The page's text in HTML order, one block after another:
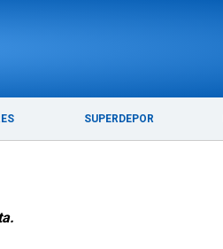
SUPERDEPOR